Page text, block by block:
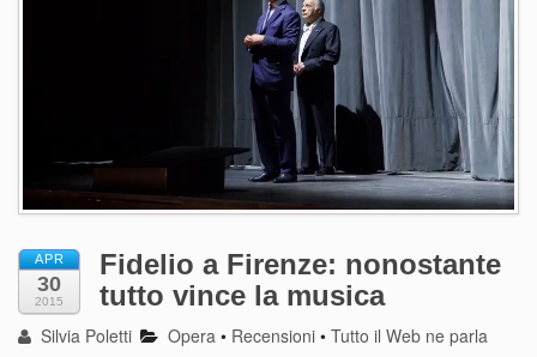
APR
30
2015
Fidelio a Firenze: nonostante
tutto vince la musica
Silvia Poletti Opera • Recensioni •Tutto il Web ne parla